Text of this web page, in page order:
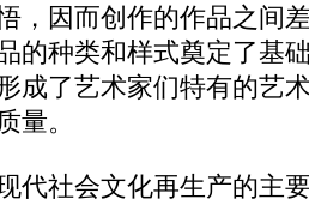
，因而创作的作品之间
的种类和样式奠定了基
成了艺术家们特有的艺
量。
社会文化再生产的主